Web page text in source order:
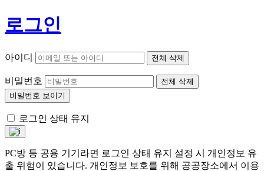
로그인
아이디 전체 삭제
비밀번호
전체 삭제
비밀번호 보이기
로그인 상태 유지
PC방 등 공용 기기라면 로그인 상태 유지 설정 시 개인정보 유
출 위험이 있습니다. 개인정보 보호를 위해 공공장소에서 이용